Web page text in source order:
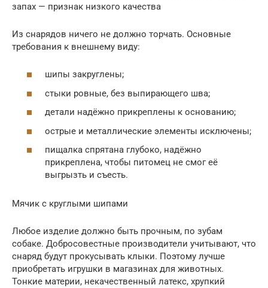
запах — признак низкого качества
Из снарядов ничего не должно торчать. Основные
требования к внешнему виду:
шипы закруглены;
стыки ровные, без выпирающего шва;
детали надёжно прикреплены к основанию;
острые и металлические элементы исключены;
пищалка спрятана глубоко, надёжно
прикреплена, чтобы питомец не смог её
выгрызть и съесть.
Мячик с круглыми шипами
Любое изделие должно быть прочным, по зубам
собаке. Добросовестные производители учитывают, что
снаряд будут прокусывать клыки. Поэтому лучше
приобретать игрушки в магазинах для животных.
Тонкие материи, некачественный латекс, хрупкий